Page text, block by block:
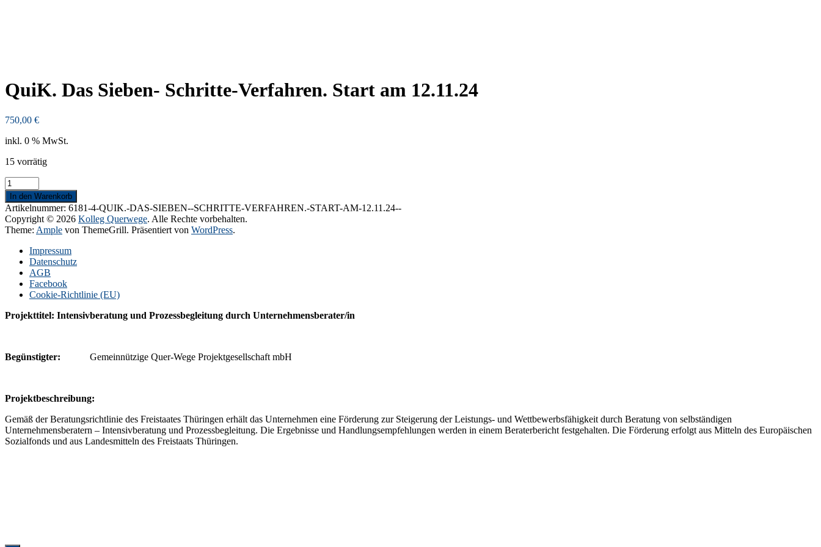
QuiK. Das Sieben- Schritte-Verfahren. Start am 12.11.24
750,00 €
inkl. 0 % MwSt.
15 vorrätig
QuiK.
Das
Sieben-
Schritte-
Verfahren.
Start
12.11.24
Menge
In den Warenkorb
Artikelnummer: 6181-4-QUIK.-DAS-SIEBEN--SCHRITTE-VERFAHREN.-START-AM-12.11.24--
Copyright © 2026 Kolleg Querwege. Alle Rechte vorbehalten.
Theme: Ample von ThemeGrill. Präsentiert von WordPress.
Impressum
Datenschutz
AGB
Facebook
Cookie-Richtlinie (EU)
Projekttitel: Intensivberatung und Prozessbegleitung durch Unternehmensberater/in
Begünstigter: Gemeinnützige Quer-Wege Projektgesellschaft mbH
Projektbeschreibung:
Gemäß der Beratungsrichtlinie des Freistaates Thüringen erhält das Unternehmen eine Förderung zur Steigerung der Leistungs- und Wettbewerbsfähigkeit durch Beratung von selbständigen
Unternehmensberatern – Intensivberatung und Prozessbegleitung. Die Ergebnisse und Handlungsempfehlungen werden in einem Beraterbericht festgehalten. Die Förderung erfolgt aus Mitteln des Europäischen
Sozialfonds und aus Landesmitteln des Freistaats Thüringen.